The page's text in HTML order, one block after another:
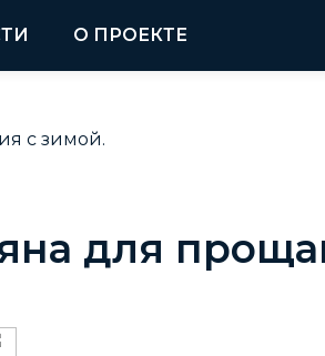
О ПРОЕКТЕ
с зимой.
для